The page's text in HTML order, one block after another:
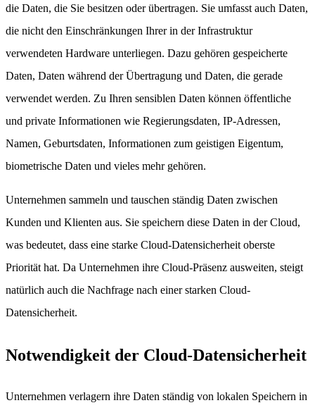
die Daten, die Sie besitzen oder übertragen. Sie umfasst auch Daten,
die nicht den Einschränkungen Ihrer in der Infrastruktur
verwendeten Hardware unterliegen. Dazu gehören gespeicherte
Daten, Daten während der Übertragung und Daten, die gerade
verwendet werden. Zu Ihren sensiblen Daten können öffentliche
und private Informationen wie Regierungsdaten, IP-Adressen,
Namen, Geburtsdaten, Informationen zum geistigen Eigentum,
biometrische Daten und vieles mehr gehören.
Unternehmen sammeln und tauschen ständig Daten zwischen
Kunden und Klienten aus. Sie speichern diese Daten in der Cloud,
was bedeutet, dass eine starke Cloud-Datensicherheit oberste
Priorität hat. Da Unternehmen ihre Cloud-Präsenz ausweiten, steigt
natürlich auch die Nachfrage nach einer starken Cloud-
Datensicherheit.
Notwendigkeit der Cloud-Datensicherheit
Unternehmen verlagern ihre Daten ständig von lokalen Speichern in